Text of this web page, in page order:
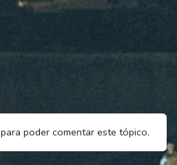
para poder comentar este tópico.